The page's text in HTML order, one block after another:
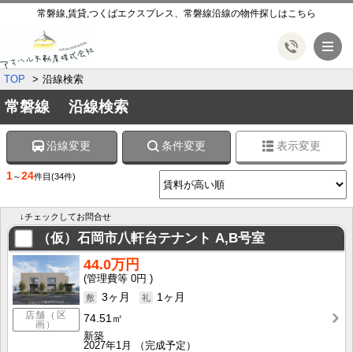
常磐線,賃貸,つくばエクスプレス、常磐線沿線の物件探しはこちら
TOP 沿線検索
常磐線 沿線検索
沿線変更 条件変更 表示変更
1～24件目 (34件)
↓チェックしてお問合せ
（仮）石岡市八軒台テナント A,B号室
店舗（区
画）
44.0万円
0円
3ヶ月
1ヶ月
74.51㎡
新築
2027年1月
（完成予定）